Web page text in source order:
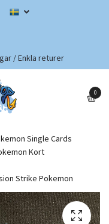
/ Enkla returer
0
Single Cards
Kort
Strike Pokemon